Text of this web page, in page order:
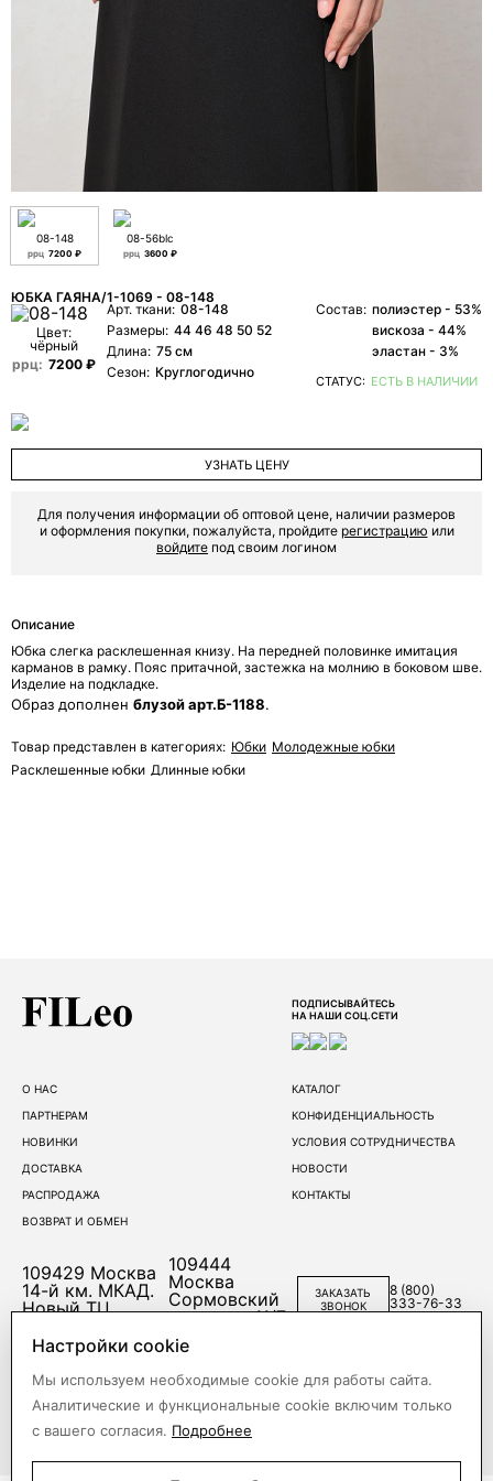
свяжется с вами.
личного кабинета, связи и исполнения договора на
условияхПолитики конфиденциальности
ОТПРАВИТЬ ЗАЯВКУ
08-148
ррц 7200 ₽
08-56blc
ррц 3600 ₽
ЮБКА ГАЯНА/1-1069 - 08-148
Цвет:
чёрный
ррц: 7200 ₽
Арт. ткани: 08-148
Размеры: 44 46 48 50 52
Длина: 75 см
Сезон: Круглогодично
Состав: полиэстер - 53%
вискоза - 44%
эластан - 3%
СТАТУС: ЕСТЬ В НАЛИЧИИ
УЗНАТЬ ЦЕНУ
Для получения информации об оптовой цене, наличии размеров
и оформления покупки, пожалуйста, пройдите регистрацию или
войдите под своим логином
Описание
Юбка слегка расклешенная книзу. На передней половинке имитация
карманов в рамку. Пояс притачной, застежка на молнию в боковом шве.
Изделие на подкладке.
Образ дополнен блузой арт.Б-1188.
Товар представлен в категориях: Юбки Молодежные юбки
Расклешенные юбки Длинные юбки
ПОДПИСЫВАЙТЕСЬ
НА НАШИ СОЦ.СЕТИ
О НАС
КАТАЛОГ
ПАРТНЕРАМ
КОНФИДЕНЦИАЛЬНОСТЬ
НОВИНКИ
УСЛОВИЯ СОТРУДНИЧЕСТВА
ДОСТАВКА
НОВОСТИ
РАСПРОДАЖА
КОНТАКТЫ
ВОЗВРАТ И ОБМЕН
8 (800)
333-76-33
ЗАКАЗАТЬ
ЗВОНОК
109444
Москва
Сормовский
проезд, д.11/7,
стр.1
109429 Москва
14-й км. МКАД.
Новый ТЦ
Настройки cookie
Мы используем необходимые cookie для работы сайта.
Аналитические и функциональные cookie включим только
с вашего согласия. Подробнее